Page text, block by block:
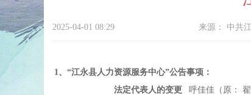
2025-04-01 08:29 来源： 中共
1、“江永县人力资源服务中心”公告事项：
法定代表人的变更
呼佳佳（原：
翟